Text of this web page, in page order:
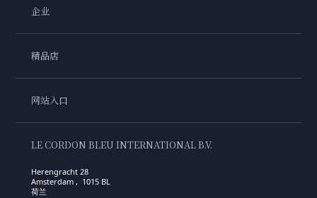
企业
精品店
网站入口
LE CORDON BLEU INTERNATIONAL B.V.
Herengracht 28
Amsterdam , 1015 BL
荷兰